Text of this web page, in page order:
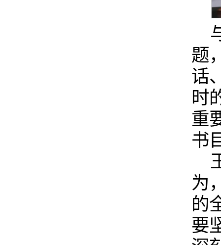
题
话
时
重
书
为
的
要